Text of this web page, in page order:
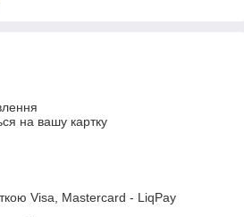
на вашу картку
Visa, Mastercard - LiqPay